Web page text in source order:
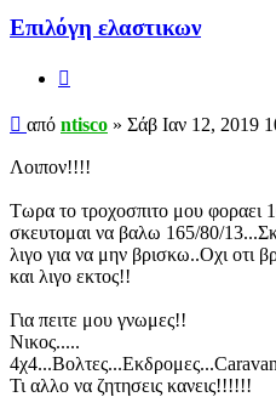
Επιλόγη ελαστικων
Δημοσίευση
από ntisco » Σάβ Ιαν 12, 2019
Λοιπον!!!!
Τωρα το τροχοσπιτο μου φοραει
σκευτομαι να βαλω 165/80/
λιγο για να μην βρισκω..Οχι οτι
και λιγο εκτος!!
Για πειτε μου γνωμες!!
Νικος.....
Τι αλλο να ζητησεις κανεις!!!!!!